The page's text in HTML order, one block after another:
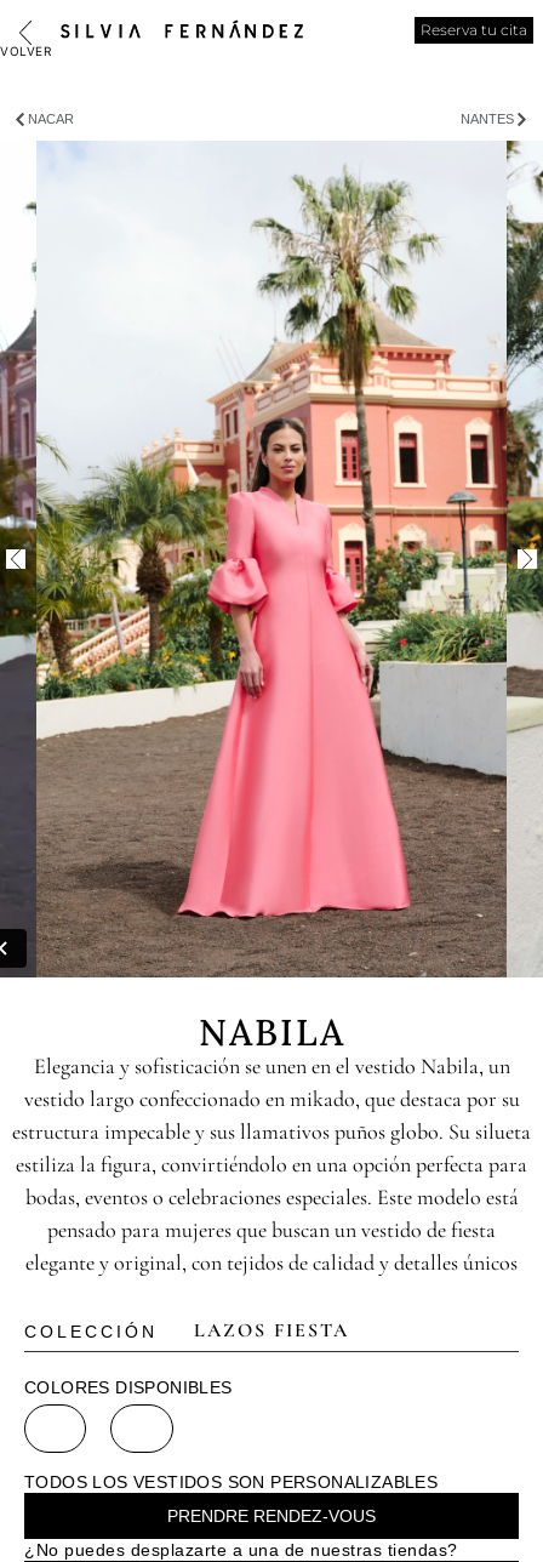
Reserva tu cita
NACAR NANTES
NABILA
Elegancia y sofisticación se unen en el vestido Nabila, un
vestido largo confeccionado en mikado, que destaca por su
estructura impecable y sus llamativos puños globo. Su silueta
estiliza la figura, convirtiéndolo en una opción perfecta para
bodas, eventos o celebraciones especiales. Este modelo está
pensado para mujeres que buscan un vestido de fiesta
elegante y original, con tejidos de calidad y detalles únicos
COLECCIÓN LAZOS FIESTA
COLORES DISPONIBLES
TODOS LOS VESTIDOS SON PERSONALIZABLES
PRENDRE RENDEZ-VOUS
¿No puedes desplazarte a una de nuestras tiendas?